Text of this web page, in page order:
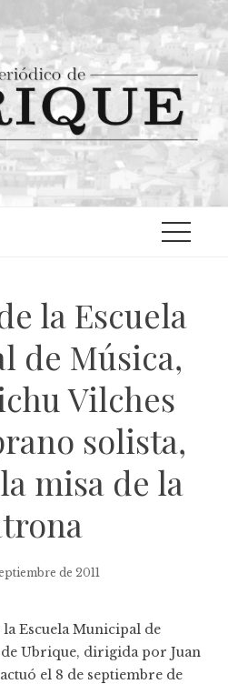
la Escuela
de Música,
Vilches
solista,
misa de la
de 2011
Escuela Municipal de
de Ubrique, dirigida por Juan
el 8 de septiembre de